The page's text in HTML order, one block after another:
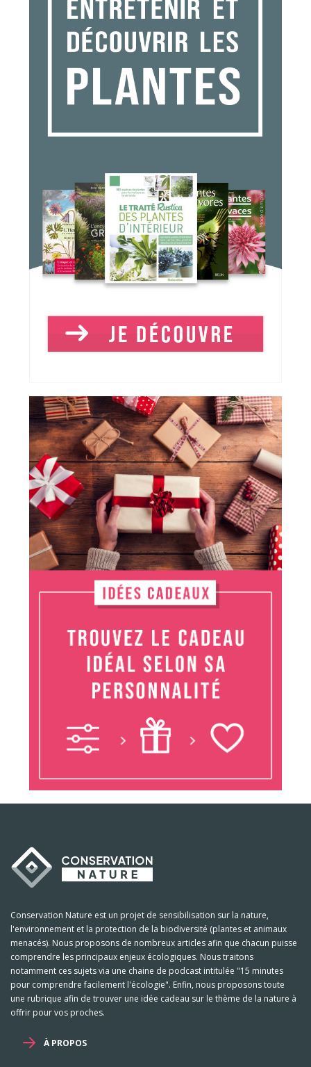
Conservation Nature est un projet de sensibilisation sur la nature,
l'environnement et la protection de la biodiversité (plantes et animaux
menacés). Nous proposons de nombreux articles afin que chacun puisse
comprendre les principaux enjeux écologiques. Nous traitons
notamment ces sujets via une chaine de podcast intitulée "15 minutes
pour comprendre facilement l'écologie". Enfin, nous proposons toute
une rubrique afin de trouver une idée cadeau sur le thème de la nature à
offrir pour vos proches.
À PROPOS